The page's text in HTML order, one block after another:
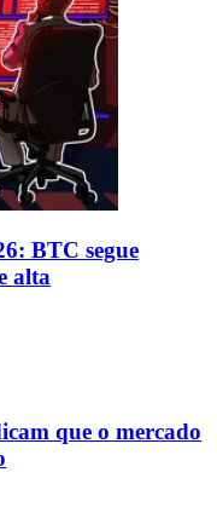
BTC segue
alta
que o mercado